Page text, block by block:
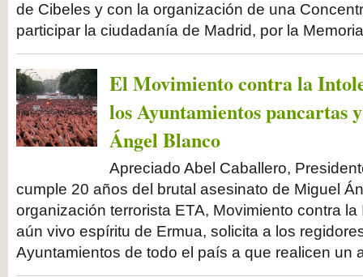
de Cibeles y con la organización de una
participar la ciudadanía de Madrid, por la
El Movimiento contra la
los Ayuntamientos pancartas
Ángel Blanco
Apreciado Abel Caballero,
cumple 20 años del brutal asesinato de Miguel
organización terrorista ETA, Movimiento contra
aún vivo espíritu de Ermua, solicita a los
Ayuntamientos de todo el país a que realicen un